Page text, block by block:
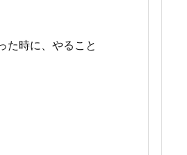
た時に、やること